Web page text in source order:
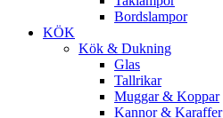
Bordslampor
KÖK
Kök & Dukning
Glas
Tallrikar
Muggar & Koppar
Kannor & Karaffer